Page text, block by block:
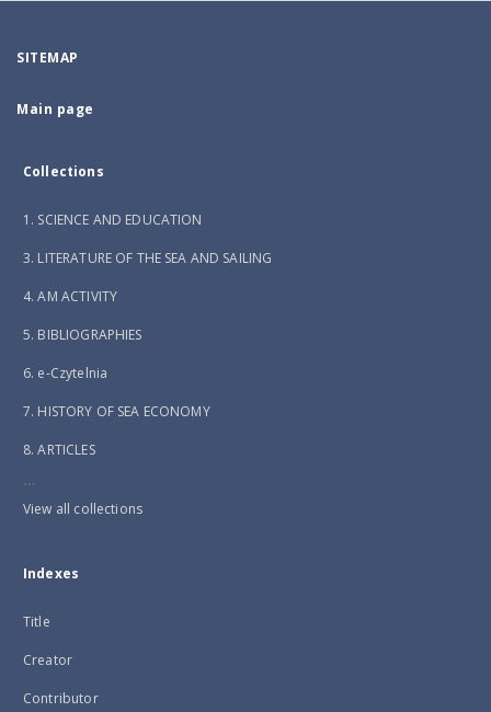
SITEMAP
Main page
Collections
1. SCIENCE AND EDUCATION
3. LITERATURE OF THE SEA AND SAILING
4. AM ACTIVITY
5. BIBLIOGRAPHIES
6. e-Czytelnia
7. HISTORY OF SEA ECONOMY
8. ARTICLES
...
View all collections
Indexes
Title
Creator
Contributor